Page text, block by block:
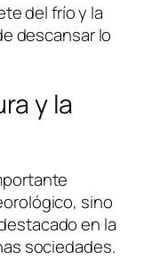
del frío y la
descansar lo
y la
sino
en la
sociedades.